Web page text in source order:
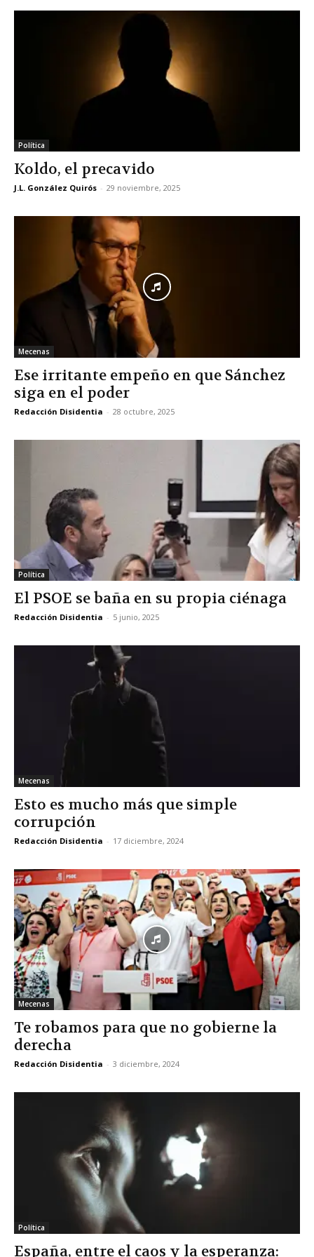
Política
Koldo, el precavido
J.L. González Quirós - 29 noviembre, 2025
Mecenas
Ese irritante empeño en que Sánchez
siga en el poder
Redacción Disidentia - 28 octubre, 2025
Política
El PSOE se baña en su propia ciénaga
Redacción Disidentia - 5 junio, 2025
Mecenas
Esto es mucho más que simple
corrupción
Redacción Disidentia - 17 diciembre, 2024
Mecenas
Te robamos para que no gobierne la
derecha
Redacción Disidentia - 3 diciembre, 2024
Política
España, entre el caos y la esperanza: